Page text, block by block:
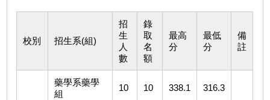
校別 招生系(組)
招
生
人
數
錄
取
名
額
最高
分
最低
分
備
註
藥學系藥學
組
10 10 338.1 316.3